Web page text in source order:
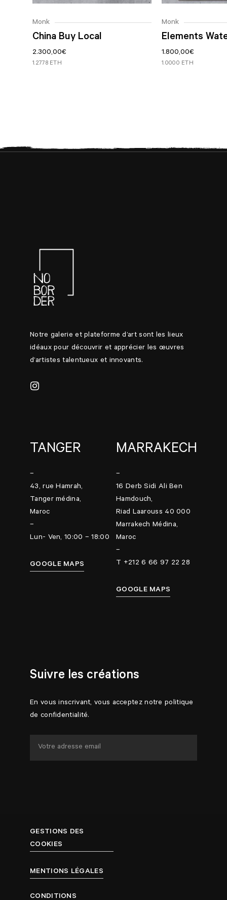
Monk
China Buy Local
2.300,00€
1.2778 ETH
Monk
Elements
1.800,00€
1.0000 ETH
Notre galerie et plateforme d’art sont les lieux
idéaux pour découvrir et apprécier les œuvres
d’artistes talentueux et innovants.
TANGER
–
43, rue Hamrah,
Tanger médina,
Maroc
–
Lun- Ven, 10:00 – 18:00
GOOGLE MAPS
MARRAKECH
–
16 Derb Sidi Ali Ben
Hamdouch,
Riad Laarouss 40 000
Marrakech Médina,
Maroc
–
T +212 6 66 97 22 28
GOOGLE MAPS
Suivre les créations
En vous inscrivant, vous acceptez notre politique
de confidentialité.
GESTIONS DES
COOKIES
MENTIONS LÉGALES
CONDITIONS